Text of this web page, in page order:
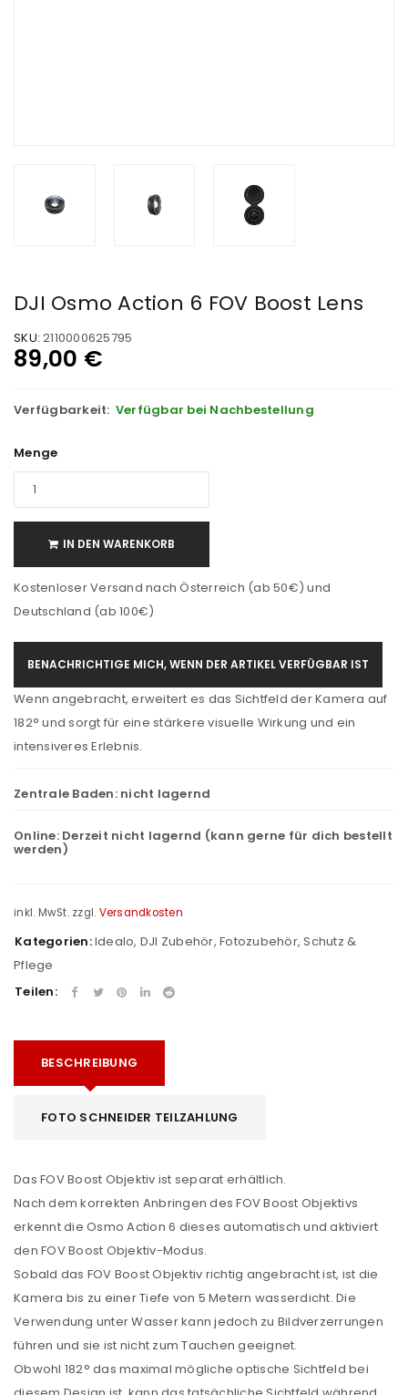
DJI Osmo Action 6 FOV Boost Lens
SKU: 2110000625795
89,00 €
Verfügbarkeit: Verfügbar bei Nachbestellung
Menge
IN DEN WARENKORB
Kostenloser Versand nach Österreich (ab 50€) und
Deutschland (ab 100€)
BENACHRICHTIGE MICH, WENN DER ARTIKEL VERFÜGBAR IST
Wenn angebracht, erweitert es das Sichtfeld der Kamera auf
182° und sorgt für eine stärkere visuelle Wirkung und ein
intensiveres Erlebnis.
Zentrale Baden: nicht lagernd
Online: Derzeit nicht lagernd (kann gerne für dich bestellt
werden)
inkl. MwSt. zzgl. Versandkosten
Kategorien:Idealo, DJI Zubehör, Fotozubehör,Schutz &
Pflege
Teilen:
BESCHREIBUNG
FOTO SCHNEIDER TEILZAHLUNG
Das FOV Boost Objektiv ist separat erhältlich.
Nach dem korrekten Anbringen des FOV Boost Objektivs
erkennt die Osmo Action 6 dieses automatisch und aktiviert
den FOV Boost Objektiv-Modus.
Sobald das FOV Boost Objektiv richtig angebracht ist, ist die
Kamera bis zu einer Tiefe von 5 Metern wasserdicht. Die
Verwendung unter Wasser kann jedoch zu Bildverzerrungen
führen und sie ist nicht zum Tauchen geeignet.
Obwohl 182° das maximal mögliche optische Sichtfeld bei